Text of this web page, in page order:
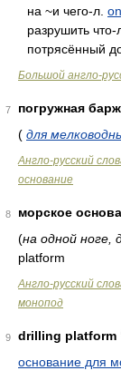
на ~и чего-л.
разрушить
потрясённый
Большой англо-
7
погружная
( для
Англо-русский
основание
8
морское
(на одной ноге,
platform
Англо-русский
монопод
9
drilling platform
основание для